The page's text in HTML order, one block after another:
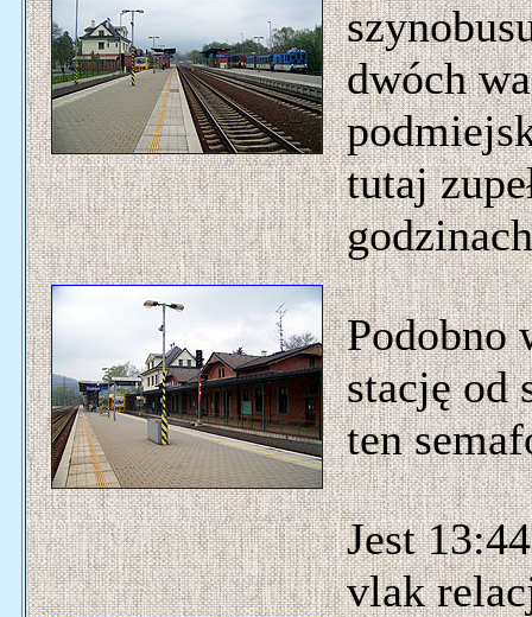
dwóch
tutaj
Podobno
stację od
ten
Jest
vlak